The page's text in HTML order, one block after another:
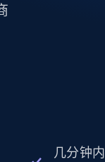
起价
几分钟